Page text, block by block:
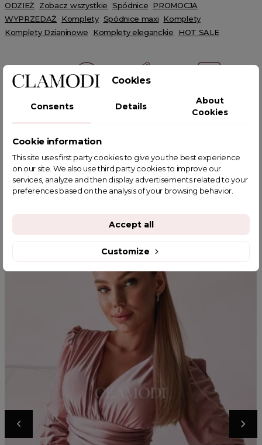
ODZIEŻ Zobacz wszystkie Spódnice PROMOCJA
WYPRZEDAŻ
Komplety Spódnice maxi Komplety
Komplety Dzianinowe
Komplety eleganckie HOT SALE
POWIĄZANE TAGI
YOU MIGHT ALSO LIKE
Cookies
Consents Details
About
Cookies
Cookie information
This site uses first party cookies to give you the best experience
on our site. We also use third party cookies to improve our
services, analyze and then display advertisements related to your
preferences based on the analysis of your browsing behavior.
Customize
Accept all